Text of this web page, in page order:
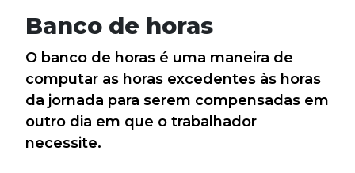
Banco de horas
O banco de horas é uma maneira de
computar as horas excedentes às horas
da jornada para serem compensadas em
outro dia em que o trabalhador
necessite.